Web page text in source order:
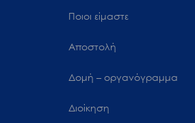
Ποιοι είμαστε
Αποστολή
Δομή – οργανόγραμμα
Διοίκηση